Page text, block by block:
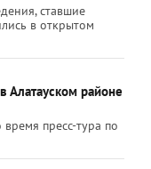
ставшие
в открытом
Алатауском районе
пресс-тура по